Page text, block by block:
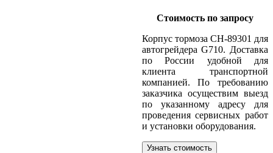
Стоимость по запросу
Корпус тормоза CH-89301 для
автогрейдера G710. Доставка
по России удобной для
клиента транспортной
компанией. По требованию
заказчика осуществим выезд
по указанному адресу для
проведения сервисных работ
и установки оборудования.
Узнать стоимость